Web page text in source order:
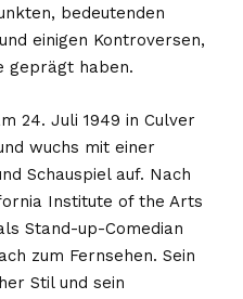
bedeutenden
einigen Kontroversen,
geprägt haben.
24. Juli 1949 in Culver
wuchs mit einer
Schauspiel auf. Nach
Institute of the Arts
Stand-up-Comedian
zum Fernsehen. Sein
Stil und sein